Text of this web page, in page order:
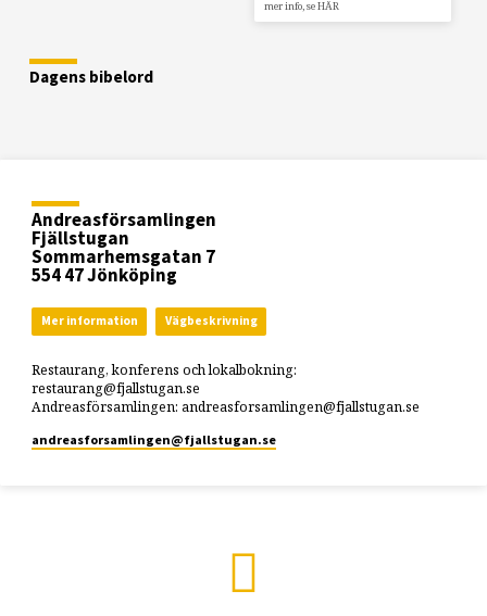
mer info, se HÄR
Dagens bibelord
Andreasförsamlingen
Fjällstugan
Sommarhemsgatan 7
554 47 Jönköping
Mer information Vägbeskrivning
Restaurang, konferens och lokalbokning:
restaurang@fjallstugan.se
Andreasförsamlingen: andreasforsamlingen@fjallstugan.se
andreasforsamlingen​@fjallstugan.se